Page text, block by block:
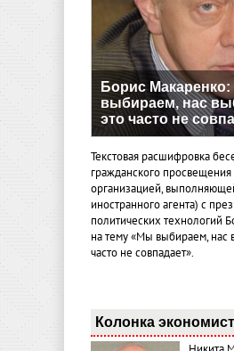
Борис
выбираем, нас
это часто не
Текстовая расшифровка
гражданского
организацией,
иностранного агента) с
политических технологий
на тему «Мы выбираем, нас
часто не совпадает».
Колонка